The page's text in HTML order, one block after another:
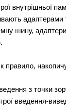
внутрішньої
шину,
з точки
введення-